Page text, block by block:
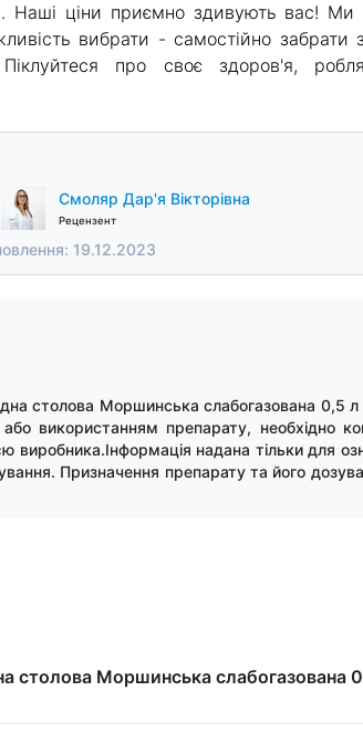
Наші ціни приємно здивують вас! Ми
вибрати - самостійно забрати
про своє здоров'я,
Смоляр Дар'я Вікторівна
Рецензент
19.12.2023
столова Моршинська слабогазована 0,5 л
використанням препарату, необхідно
виробника.Інформація надана тільки для
Призначення препарату та його
столова Моршинська слабогазована